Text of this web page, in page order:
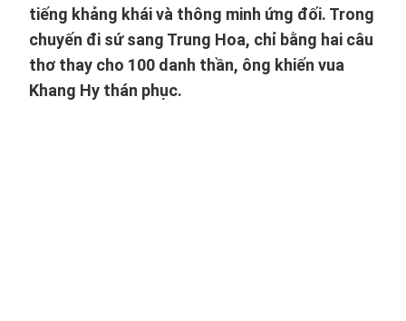
tiếng khảng khái và thông minh ứng đối. Trong
chuyến đi sứ sang Trung Hoa, chỉ bằng hai câu
thơ thay cho 100 danh thần, ông khiến vua
Khang Hy thán phục.